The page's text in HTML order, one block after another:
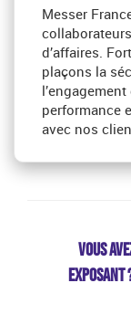
Messer
d’affaires.
plaçons la
performance
avec nos
VOUS
EXPOSANT